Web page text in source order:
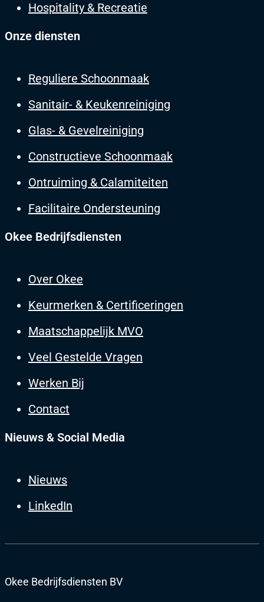
Hospitality & Recreatie
Onze diensten
Reguliere Schoonmaak
Sanitair- & Keukenreiniging
Glas- & Gevelreiniging
Constructieve Schoonmaak
Ontruiming & Calamiteiten
Facilitaire Ondersteuning
Okee Bedrijfsdiensten
Over Okee
Keurmerken & Certificeringen
Maatschappelijk MVO
Veel Gestelde Vragen
Werken Bij
Contact
Nieuws & Social Media
Nieuws
LinkedIn
Okee Bedrijfsdiensten BV